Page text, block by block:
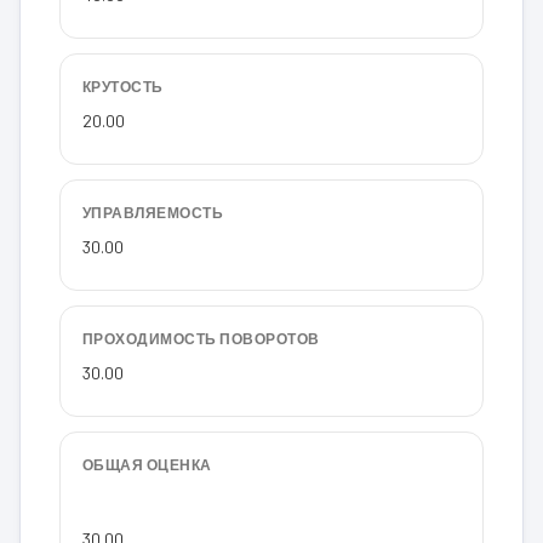
КРУТОСТЬ
20.00
УПРАВЛЯЕМОСТЬ
30.00
ПРОХОДИМОСТЬ ПОВОРОТОВ
30.00
ОБЩАЯ ОЦЕНКА